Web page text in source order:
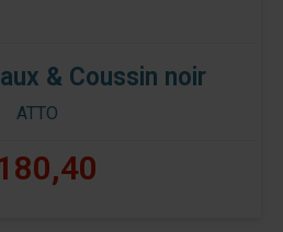
& Coussin noir
ATTO